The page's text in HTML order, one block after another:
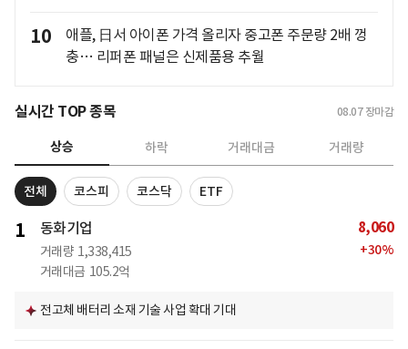
10
애플, 日서 아이폰 가격 올리자 중고폰 주문량 2배 껑
충… 리퍼폰 패널은 신제품용 추월
실시간 TOP 종목 08.07 장마감
상승 하락 거래대금 거래량
전체 코스피 코스닥 ETF
1 동화기업
거래량 1,338,415
거래대금 105.2억
8,060
+30%
전고체 배터리 소재 기술 사업 확대 기대